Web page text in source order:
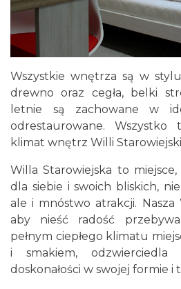
Wszystkie wnętrza są w
drewno oraz cegła, belki
letnie są zachowane w
odrestaurowane. Wszystko
klimat wnętrz Willi
Willa Starowiejska to
dla siebie i swoich bliskich,
ale i mnóstwo atrakcji. Nasza
aby nieść radość
pełnym ciepłego klimatu
i smakiem, odzwierciedla
doskonałości w swojej formie i